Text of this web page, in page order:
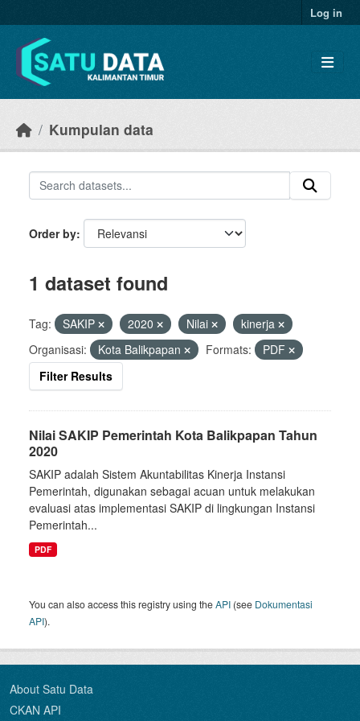
Log in
Kumpulan data
Order by
1 dataset found
Tag: SAKIP 2020 Nilai
kinerja
Organisasi:
Kota Balikpapan Formats:
PDF
Filter Results
Nilai SAKIP Pemerintah Kota Balikpapan Tahun
2020
SAKIP adalah Sistem Akuntabilitas Kinerja Instansi
Pemerintah, digunakan sebagai acuan untuk melakukan
evaluasi atas implementasi SAKIP di lingkungan Instansi
Pemerintah...
PDF
You can also access this registry using theAPI (see Dokumentasi
API).
About Satu Data
CKAN API